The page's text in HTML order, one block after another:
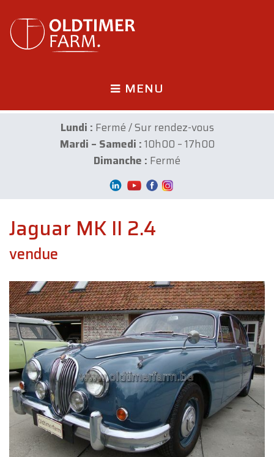
MENU
Lundi : Fermé / Sur rendez-vous
Mardi – Samedi :10h00 – 17h00
Dimanche : Fermé
Jaguar MK II 2.4
vendue